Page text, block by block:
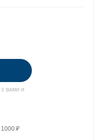
вами и
₽